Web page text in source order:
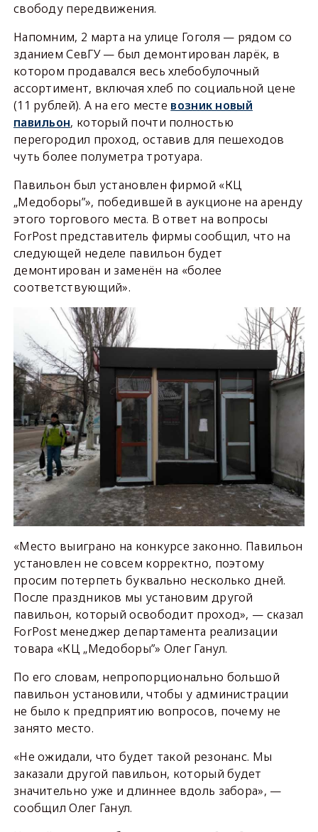
свободу передвижения.
Напомним, 2 марта на улице Гоголя — рядом со
зданием СевГУ — был демонтирован ларёк, в
котором продавался весь хлебобулочный
ассортимент, включая хлеб по социальной цене
(11 рублей). А на его месте возник новый
павильон, который почти полностью
перегородил проход, оставив для пешеходов
чуть более полуметра тротуара.
Павильон был установлен фирмой «КЦ
„Медоборы”», победившей в аукционе на аренду
этого торгового места. В ответ на вопросы
ForPost представитель фирмы сообщил, что на
следующей неделе павильон будет
демонтирован и заменён на «более
соответствующий».
«Место выиграно на конкурсе законно. Павильон
установлен не совсем корректно, поэтому
просим потерпеть буквально несколько дней.
После праздников мы установим другой
павильон, который освободит проход», — сказал
ForPost менеджер департамента реализации
товара «КЦ „Медоборы”» Олег Ганул.
По его словам, непропорционально большой
павильон установили, чтобы у администрации
не было к предприятию вопросов, почему не
занято место.
«Не ожидали, что будет такой резонанс. Мы
заказали другой павильон, который будет
значительно уже и длиннее вдоль забора», —
сообщил Олег Ганул.